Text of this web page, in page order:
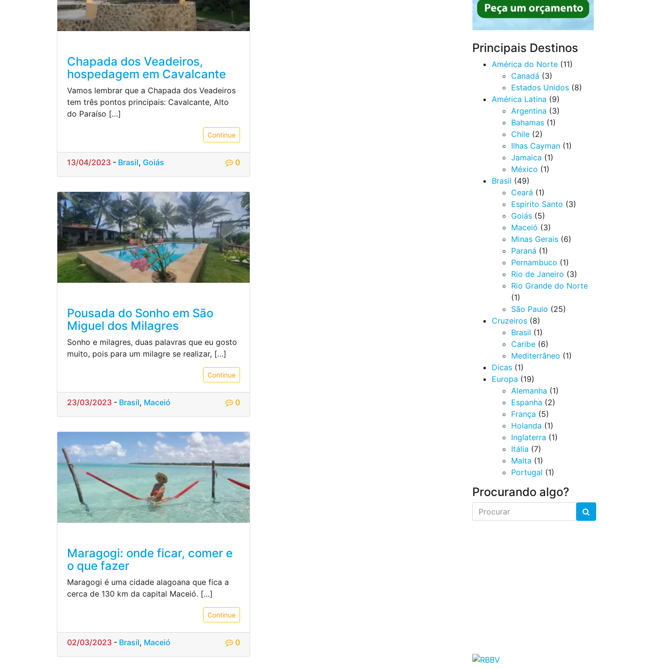
Chapada dos Veadeiros,
hospedagem em Cavalcante
Vamos lembrar que a Chapada dos Veadeiros
tem três pontos principais: Cavalcante, Alto
do Paraíso […]
Continue
13/04/2023 - Brasil, Goiás 0
Pousada do Sonho em São
Miguel dos Milagres
Sonho e milagres, duas palavras que eu gosto
muito, pois para um milagre se realizar, […]
Continue
23/03/2023 - Brasil, Maceió 0
Maragogi: onde ficar, comer e
o que fazer
Maragogi é uma cidade alagoana que fica a
cerca de 130 km da capital Maceió. […]
Continue
02/03/2023 - Brasil, Maceió 0
Principais Destinos
América do Norte (11)
Canadá (3)
Estados Unidos (8)
América Latina (9)
Argentina (3)
Bahamas (1)
Chile (2)
Ilhas Cayman (1)
Jamaica (1)
México (1)
Brasil (49)
Ceará (1)
Espirito Santo (3)
Goiás (5)
Maceió (3)
Minas Gerais (6)
Paraná (1)
Pernambuco (1)
Rio de Janeiro (3)
Rio Grande do Norte
(1)
São Paulo (25)
Cruzeiros (8)
Brasil (1)
Caribe (6)
Mediterrâneo (1)
Dicas (1)
Europa (19)
Alemanha (1)
Espanha (2)
França (5)
Holanda (1)
Inglaterra (1)
Itália (7)
Malta (1)
Portugal (1)
Procurando algo?